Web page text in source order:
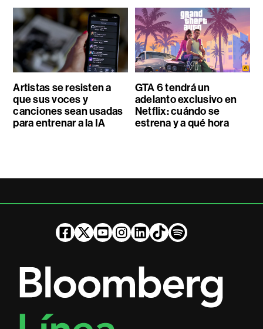
Artistas se resisten a
que sus voces y
canciones sean usadas
para entrenar a la IA
GTA 6 tendrá un
adelanto exclusivo en
Netflix: cuándo se
estrena y a qué hora